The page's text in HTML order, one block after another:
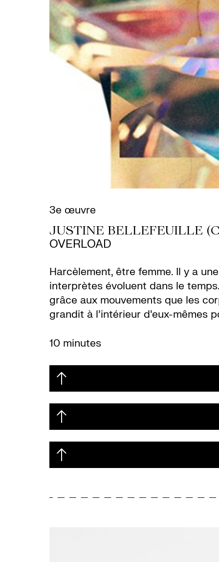
3e œuvre
JUSTINE BELLEFEUILLE
OVERLOAD
Harcèlement, être femme. Il y a
interprètes évoluent dans le
grâce aux mouvements que les
grandit à l’intérieur d’eux-
10 minutes